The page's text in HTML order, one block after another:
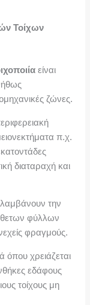
Τοίχων
είναι
ζώνες.
π.χ.
διαταραχή και
την
φύλλων
φραγμούς.
όπου χρειάζεται
εδάφους
τοίχους μη